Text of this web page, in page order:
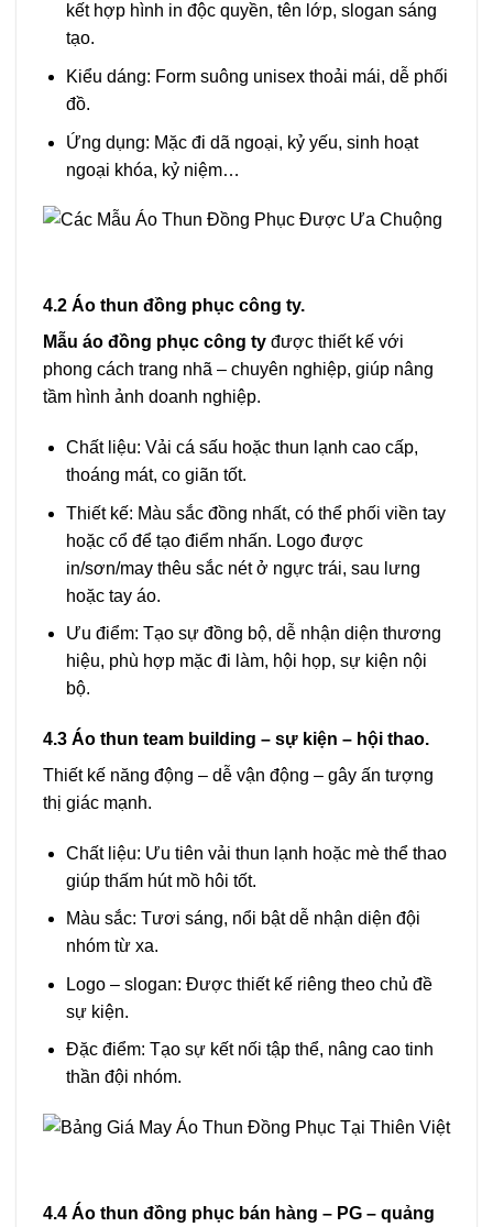
kết hợp hình in độc quyền, tên lớp, slogan sáng
tạo.
Kiểu dáng: Form suông unisex thoải mái, dễ phối
đồ.
Ứng dụng: Mặc đi dã ngoại, kỷ yếu, sinh hoạt
ngoại khóa, kỷ niệm…
4.2 Áo thun đồng phục công ty.
Mẫu áo đồng phục công ty được thiết kế với
phong cách trang nhã – chuyên nghiệp, giúp nâng
tầm hình ảnh doanh nghiệp.
Chất liệu: Vải cá sấu hoặc thun lạnh cao cấp,
thoáng mát, co giãn tốt.
Thiết kế: Màu sắc đồng nhất, có thể phối viền tay
hoặc cổ để tạo điểm nhấn. Logo được
in/sơn/may thêu sắc nét ở ngực trái, sau lưng
hoặc tay áo.
Ưu điểm: Tạo sự đồng bộ, dễ nhận diện thương
hiệu, phù hợp mặc đi làm, hội họp, sự kiện nội
bộ.
4.3 Áo thun team building – sự kiện – hội thao.
Thiết kế năng động – dễ vận động – gây ấn tượng
thị giác mạnh.
Chất liệu: Ưu tiên vải thun lạnh hoặc mè thể thao
giúp thấm hút mồ hôi tốt.
Màu sắc: Tươi sáng, nổi bật dễ nhận diện đội
nhóm từ xa.
Logo – slogan: Được thiết kế riêng theo chủ đề
sự kiện.
Đặc điểm: Tạo sự kết nối tập thể, nâng cao tinh
thần đội nhóm.
4.4 Áo thun đồng phục bán hàng – PG – quảng